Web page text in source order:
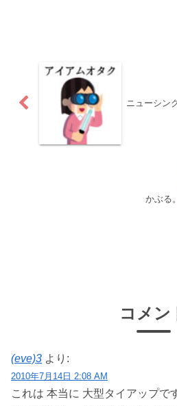
ニューシン
かぶる。
コメン
(eve)3 より:
2010年7月14日 2:08 AM
これは 本当に 大型タイアップで